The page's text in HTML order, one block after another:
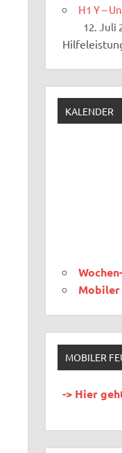
H1 Y –
12. Juli
KALENDER
Mobiler
MOBILER
-> Hier